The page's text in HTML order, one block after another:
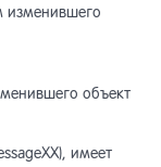
изменившего
объект
имеет